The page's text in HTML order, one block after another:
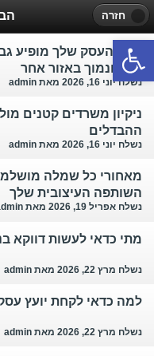
פתח סרגל נגישות
חזרה
למה העסק שלך מופיע
אחד ונמוך באזור אחר￼
נשלח יוני 16, 2026 מאת admin
ניקיון משרדים קטנים
ההבדלים￼
נשלח יוני 16, 2026 מאת admin
מאחורי כל שמלה
השותפה העיצובית שלך
נשלח אפריל 19, 2026 מאת admin
מתי כדאי לעשות דווקא
נשלח מרץ 22, 2026 מאת admin
למה כדאי לקחת יועץ
נשלח מרץ 22, 2026 מאת admin